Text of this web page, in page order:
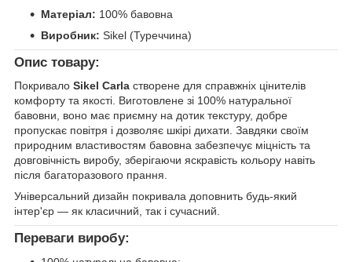
Матеріал: 100% бавовна
Виробник: Sikel (Туреччина)
Опис товару:
Покривало Sikel Carla створене для справжніх цінителів
комфорту та якості. Виготовлене зі 100% натуральної
бавовни, воно має приємну на дотик текстуру, добре
пропускає повітря і дозволяє шкірі дихати. Завдяки своїм
природним властивостям бавовна забезпечує міцність та
довговічність виробу, зберігаючи яскравість кольору навіть
після багаторазового прання.
Універсальний дизайн покривала доповнить будь-який
інтер'єр — як класичний, так і сучасний.
Переваги виробу: